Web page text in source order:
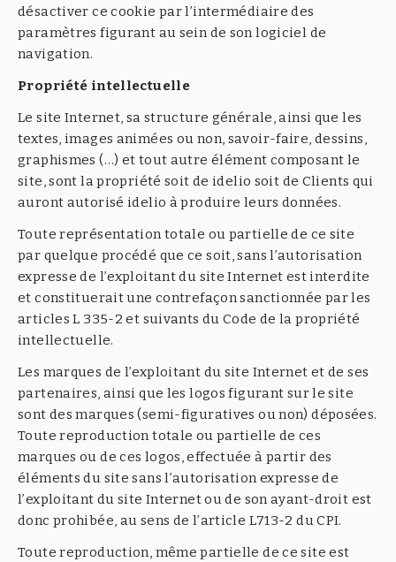
désactiver ce cookie par l’intermédiaire des
paramètres figurant au sein de son logiciel de
navigation.
Propriété intellectuelle
Le site Internet, sa structure générale, ainsi que les
textes, images animées ou non, savoir-faire, dessins,
graphismes (…) et tout autre élément composant le
site, sont la propriété soit de idelio soit de Clients qui
auront autorisé idelio à produire leurs données.
Toute représentation totale ou partielle de ce site
par quelque procédé que ce soit, sans l’autorisation
expresse de l’exploitant du site Internet est interdite
et constituerait une contrefaçon sanctionnée par les
articles L 335-2 et suivants du Code de la propriété
intellectuelle.
Les marques de l’exploitant du site Internet et de ses
partenaires, ainsi que les logos figurant sur le site
sont des marques (semi-figuratives ou non) déposées.
Toute reproduction totale ou partielle de ces
marques ou de ces logos, effectuée à partir des
éléments du site sans l’autorisation expresse de
l’exploitant du site Internet ou de son ayant-droit est
donc prohibée, au sens de l’article L713-2 du CPI.
Toute reproduction, même partielle de ce site est